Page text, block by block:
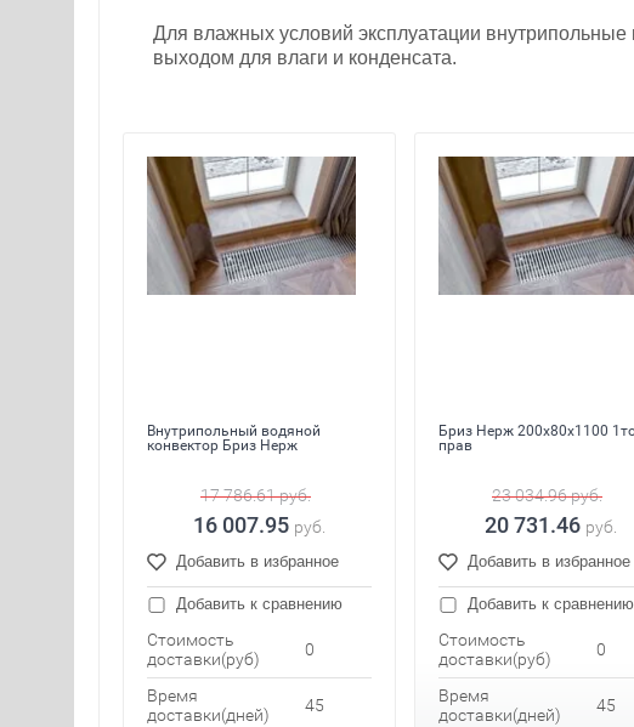
Для влажных условий эксплуатации
выходом для влаги и конденсата.
Внутрипольный водяной
конвектор Бриз Нерж
17 786.61руб.
16 007.95 руб.
Добавить в избранное
Добавить к сравнению
Стоимость
доставки(руб)
0
Время
доставки(дней)
45
Бриз Нерж 200x80x1100
прав
23 034.96руб.
20 731.46 руб.
Добавить в избранное
Добавить к сравнению
Стоимость
доставки(руб)
0
Время
доставки(дней)
45